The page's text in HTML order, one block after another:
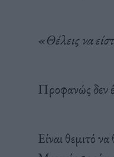
«Θέλεις να
Προφανώς δεν
Είναι θεμιτό